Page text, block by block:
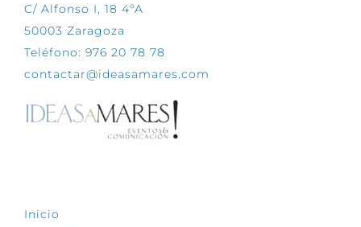
C/ Alfonso I, 18 4ºA
50003 Zaragoza
Teléfono: 976 20 78 78
contactar@ideasamares.com
Inicio